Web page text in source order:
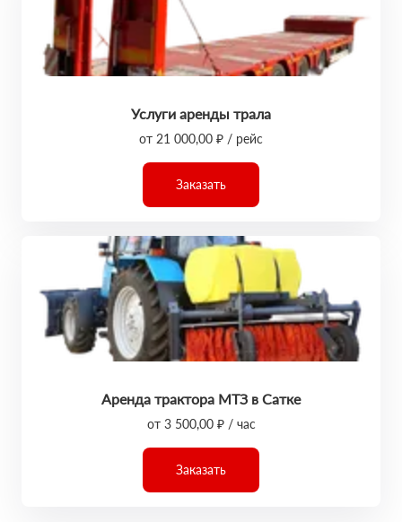
Услуги аренды трала
от 21 000,00 ₽ / рейс
Заказать
Аренда трактора МТЗ в Сатке
от 3 500,00 ₽ / час
Заказать